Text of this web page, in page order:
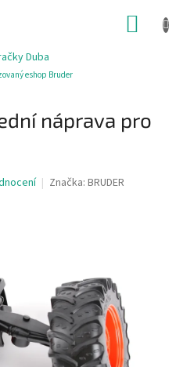
Duba
eshop Bruder
náprava pro
Značka: BRUDER